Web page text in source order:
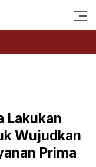
Lakukan
Wujudkan
Prima